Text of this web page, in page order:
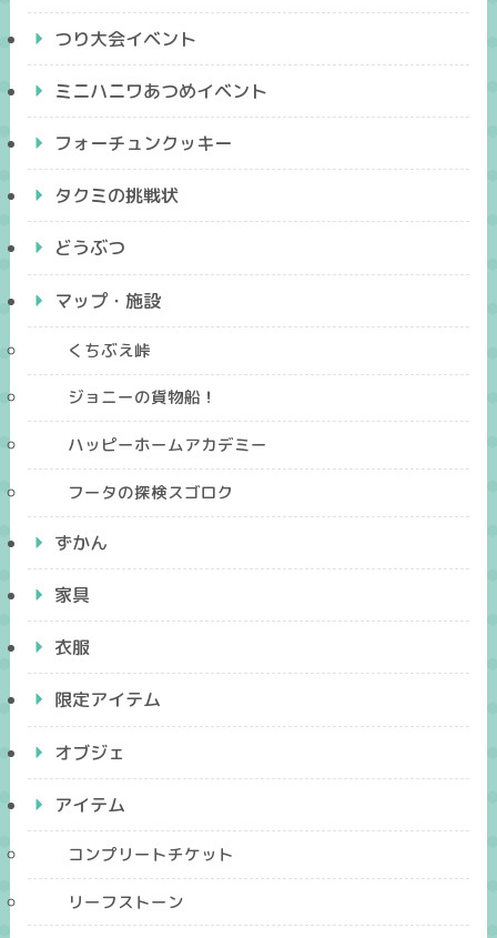
つり大会イベント
ミニハニワあつめイベント
フォーチュンクッキー
タクミの挑戦状
どうぶつ
マップ・施設
くちぶえ峠
ジョニーの貨物船！
ハッピーホームアカデミー
フータの探検スゴロク
ずかん
家具
衣服
限定アイテム
オブジェ
アイテム
コンプリートチケット
リーフストーン